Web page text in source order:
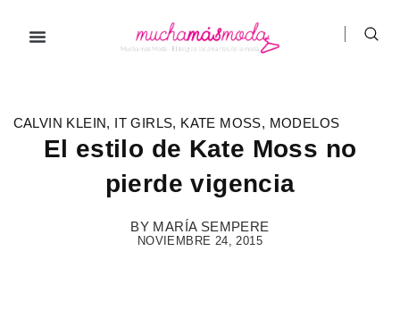
contenido
CALVIN KLEIN, IT GIRLS, KATE MOSS, MODELOS
El estilo de Kate Moss no
pierde vigencia
BY MARÍA SEMPERE
NOVIEMBRE 24, 2015